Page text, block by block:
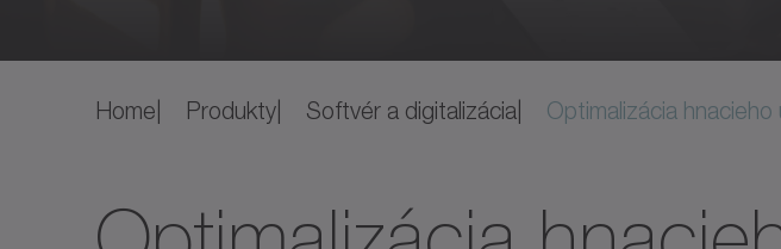
Home Produkty Softvér a digitalizácia Optimalizácia